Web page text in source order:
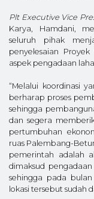
Plt Executive Vice
Karya, Hamdani,
seluruh pihak
penyelesaian Proyek
aspek pengadaan
“Melalui koordinasi
berharap proses
sehingga
dan segera
pertumbuhan
ruas Palembang-
pemerintah adalah
dimaksud
sehingga pada
lokasi tersebut sudah